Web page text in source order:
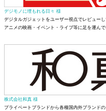
デジモノに埋もれる日々 様
デジタルガジェットをユーザー視点でレビューし
アニメの映画・イベント・ライブ等に足を運んで
株式会社和真 様
プライベートブランドから各種国内外ブランド